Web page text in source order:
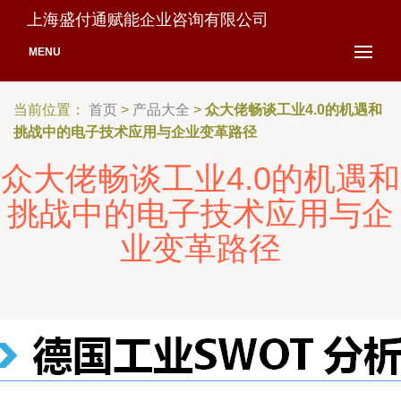
上海盛付通赋能企业咨询有限公司
MENU
当前位置： 首页 > 产品大全 > 众大佬畅谈工业4.0的机遇和
挑战中的电子技术应用与企业变革路径
众大佬畅谈工业4.0的机遇和
挑战中的电子技术应用与企
业变革路径